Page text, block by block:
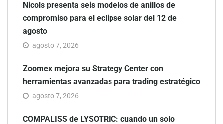
Nicols presenta seis modelos de anillos de
compromiso para el eclipse solar del 12 de
agosto
agosto 7, 2026
Zoomex mejora su Strategy Center con
herramientas avanzadas para trading estratégico
agosto 7, 2026
COMPALISS de LYSOTRIC: cuando un solo